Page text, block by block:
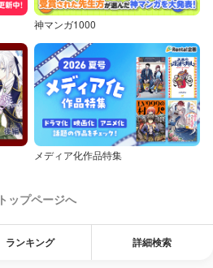
神マンガ1000
メディア化作品特集
トップページへ
ランキング 詳細検索